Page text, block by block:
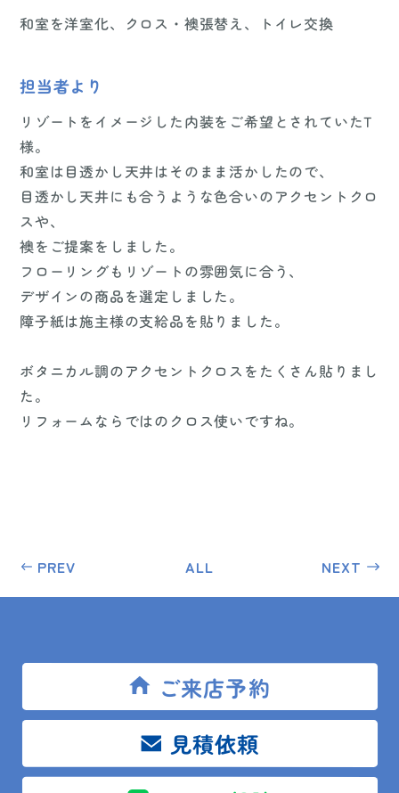
ご来店予約
見積依頼
和室を洋室化、クロス・襖張替え、トイレ交換
担当者より
リゾートをイメージした内装をご希望とされていたT
様。
和室は目透かし天井はそのまま活かしたので、
目透かし天井にも合うような色合いのアクセントクロ
スや、
襖をご提案をしました。
フローリングもリゾートの雰囲気に合う、
デザインの商品を選定しました。
障子紙は施主様の支給品を貼りました。
ボタニカル調のアクセントクロスをたくさん貼りまし
た。
リフォームならではのクロス使いですね。
PREV ALL NEXT
鴨川市 ブルースカイ鴨川 1DK 約40㎡ 内装工事